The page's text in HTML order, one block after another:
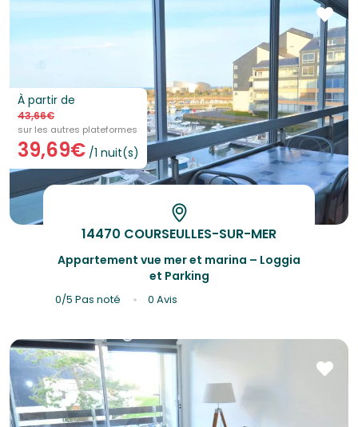
À partir de
43,66€
sur les autres plateformes
39,69€ /1 nuit(s)
Appartement vue mer et marina – Loggia
et Parking
14470 COURSEULLES-SUR-MER
0/5Pas noté 0 Avis